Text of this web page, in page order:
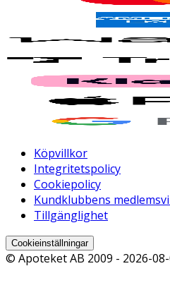
Köpvillkor
Integritetspolicy
Cookiepolicy
Kundklubbens
Tillgänglighet
Cookieinställningar
© Apoteket AB 2009 - 2026-